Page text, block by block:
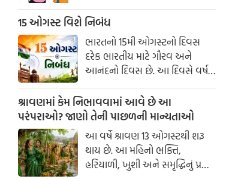
15 ઓગસ્ટ વિશે નિબંધ
ભારતનો 15મી ઓગસ્ટનો દિવસ
દરેક ભારતીય માટે ગૌરવ અને
આનંદનો દિવસ છે. આ દિવસે વર્ષ
1947માં ભારતે લગભગ 200 વર્ષના
બ્રિટિશ શાસનમાંથી આઝાદી મેળવી
હતી. સ્વતંત્રતા દિવસ આપણને દેશ
માટે બલિદાન આપનારા અસંખ્ય
સ્વાતંત્ર્ય સેનાનીઓના ત્યાગ અને
શૌર્યની યાદ અપાવે છે. આ દિવસ
માત્ર ઉજવણીનો જ નહીં, પરંતુ
શ્રાવણમાં કેમ નિભાવવામાં આવે છે આ
પરંપરાઓ? જાણો તેની પાછળની માન્યતાઓ
આ વર્ષે શ્રાવણ 13 ઓગસ્ટથી શરૂ
થાય છે. આ મહિનો ભક્તિ,
હરિયાળી, ખુશી અને સમૃદ્ધિનું પ્રતીક